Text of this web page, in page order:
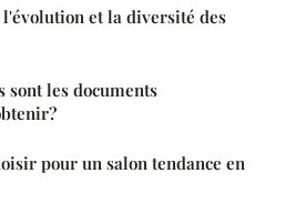
et la diversité des
sont les documents
pour un salon tendance en